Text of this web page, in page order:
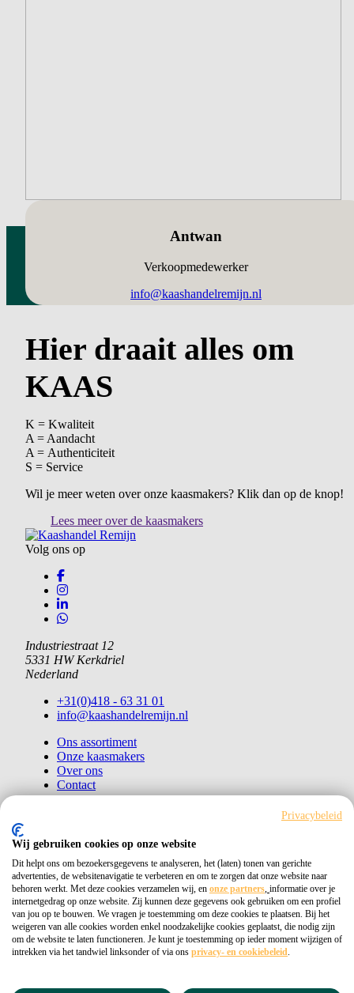
Privacybeleid
Wij gebruiken cookies op onze website
Dit helpt ons om bezoekersgegevens te analyseren, het (laten) tonen van gerichte
advertenties, de websitenavigatie te verbeteren en om te zorgen dat onze website naar
behoren werkt. Met deze cookies verzamelen wij, en onze partners, informatie over je
internetgedrag op onze website. Zij kunnen deze gegevens ook gebruiken om een profiel
van jou op te bouwen. We vragen je toestemming om deze cookies te plaatsen. Bij het
weigeren van alle cookies worden enkel noodzakelijke cookies geplaatst, die nodig zijn
om de website te laten functioneren. Je kunt je toestemming op ieder moment wijzigen of
intrekken via het tandwiel linksonder of via ons privacy- en cookiebeleid.
Antwan
Verkoopmedewerker
info@kaashandelremijn.nl
Hier draait alles om
KAAS
K = Kwaliteit
A = Aandacht
A = Authenticiteit
S = Service
Wil je meer weten over onze kaasmakers? Klik dan op de knop!
Lees meer over de kaasmakers
Volg ons op
Industriestraat 12
5331 HW Kerkdriel
Nederland
+31(0)418 - 63 31 01
info@kaashandelremijn.nl
Ons assortiment
Onze kaasmakers
Over ons
Contact
Copyright © 2026 Kaashandel Remijn
Kvk 11026405
Privacybeleid